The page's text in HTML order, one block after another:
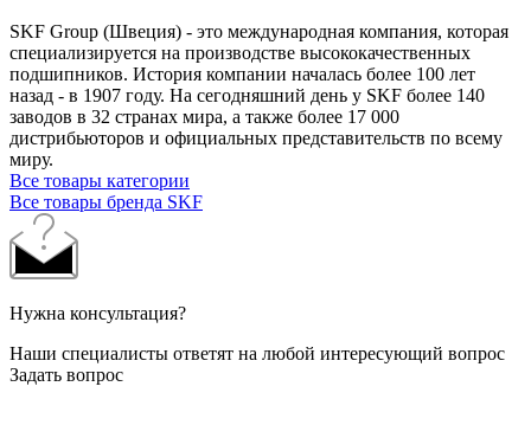
SKF Group (Швеция) - это международная компания, которая
специализируется на производстве высококачественных
подшипников. История компании началась более 100 лет
назад - в 1907 году. На сегодняшний день у SKF более 140
заводов в 32 странах мира, а также более 17 000
дистрибьюторов и официальных представительств по всему
миру.
Все товары категории
Все товары бренда SKF
Нужна консультация?
Наши специалисты ответят на любой интересующий вопрос
Задать вопрос